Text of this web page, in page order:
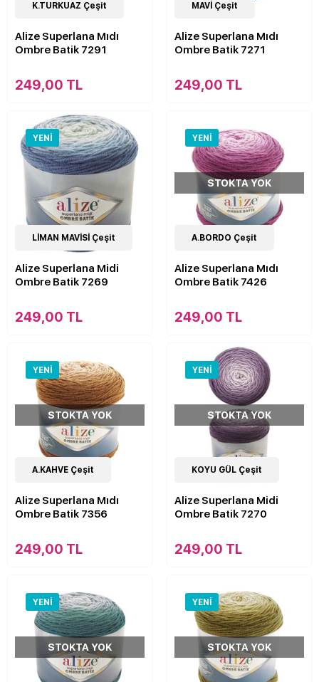
11Çeşit
K.TURKUAZ Çeşit
Alize Superlana Mıdı
Ombre Batik 7291
249,00 TL
11Çeşit
MAVİ Çeşit
Alize Superlana Mıdı
Ombre Batik 7271
249,00 TL
YENI
11 Çeşit
LİMAN MAVİSİ Çeşit
Alize Superlana Midi
Ombre Batik 7269
249,00 TL
YENI
11Çeşit
STOKTA YOK
A.BORDO Çeşit
Alize Superlana Mıdı
Ombre Batik 7426
249,00 TL
YENI
11Çeşit
STOKTA YOK
A.KAHVE Çeşit
Alize Superlana Mıdı
Ombre Batik 7356
249,00 TL
YENI
11Çeşit
STOKTA YOK
KOYU GÜL Çeşit
Alize Superlana Midi
Ombre Batik 7270
249,00 TL
YENI
STOKTA YOK
YENI
STOKTA YOK